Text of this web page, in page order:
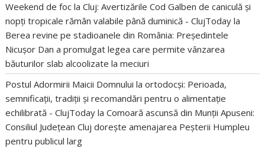
Weekend de foc la Cluj: Avertizările Cod Galben de caniculă și
nopți tropicale rămân valabile până duminică - ClujToday la
Berea revine pe stadioanele din România: Președintele
Nicușor Dan a promulgat legea care permite vânzarea
băuturilor slab alcoolizate la meciuri
Postul Adormirii Maicii Domnului la ortodocși: Perioada,
semnificații, tradiții și recomandări pentru o alimentație
echilibrată - ClujToday laComoară ascunsă din Munții Apuseni:
Consiliul Județean Cluj dorește amenajarea Peșterii Humpleu
pentru publicul larg